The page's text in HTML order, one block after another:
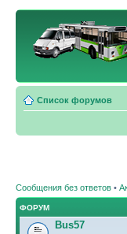
Список форумов
Сообщения без ответов •
ФОРУМ
Bus57